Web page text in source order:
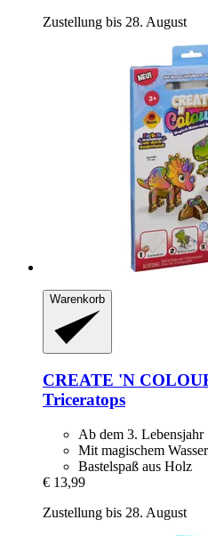
Zustellung bis 28. August
Warenkorb
CREATE 'N
Triceratops
Ab dem 3. Lebensjahr
Mit magischem
Bastelspaß aus Holz
€ 13,99
Zustellung bis 28. August